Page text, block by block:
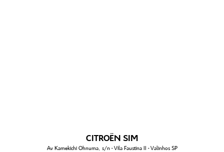
CITROËN SIM
Av Kamekichi Ohnuma, s/n - Vila Faustina II - Valinhos SP